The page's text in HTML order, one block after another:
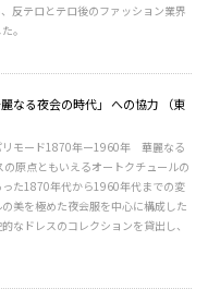
反テロとテロ後のファッション業界
。
なる夜会の時代」 への協力 （東
リモード1870年ー1960年 華麗なる
原点ともいえるオートクチュールの
た1870年代から1960年代までの変
美を極めた夜会服を中心に構成した
なドレスのコレクションを貸出し、